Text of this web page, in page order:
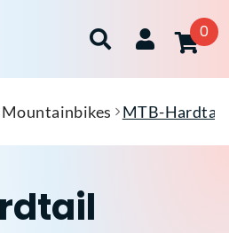
0
Mountainbikes MTB-Hardtail